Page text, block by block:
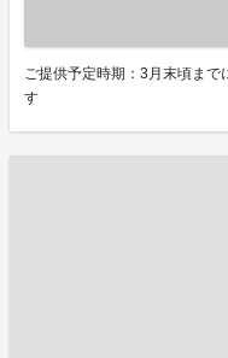
ご提供予定時期：3月末頃ま
す